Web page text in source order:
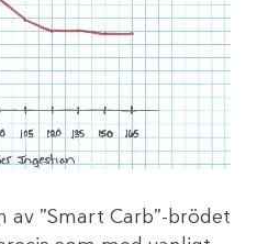
”Smart Carb”-brödet